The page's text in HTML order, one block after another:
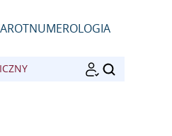
NUMEROLOGIA